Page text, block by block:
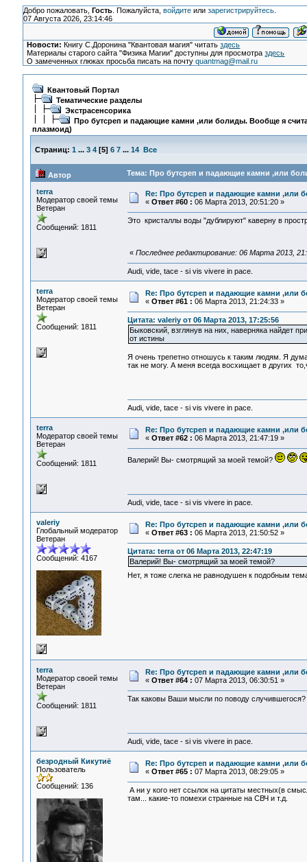
Добро пожаловать, Гость. Пожалуйста, войдитеили зарегистрируйтесь.
07 Августа 2026, 23:14:46
Новости: Книгу С.Доронина "Квантовая магия" читатьздесь
Материалы старого сайта "Физика Магии" доступны для просмотраздесь
О замеченных глюках просьба писать на почтуquantmag@mail.ru
Квантовый Портал
Тематические разделы
Экстрасенсорика
Про бутсреп и падающие камни ,или болиды. Вообще я
плазмоид)
Страниц: 1 ... 3 4[5] 6 7 ... 14 Все
Автор Тема: Про бутсреп и падающие камни ,или
terra
Модератор своей темы
Ветеран
Сообщений: 1811
Re: Про бутсреп и падающие камни ,или
« Ответ #60 : 06 Марта 2013, 20:51:20 »
Это кристаллы воды "дублируют" каверну в
« Последнее редактирование: 06 Марта 2013,
Audi, vide, tace - si vis vivere in pace.
terra
Модератор своей темы
Ветеран
Сообщений: 1811
Re: Про бутсреп и падающие камни ,или
« Ответ #61 : 06 Марта 2013, 21:24:33 »
Цитата: valeriy от 06 Марта 2013, 17:25:56
Быковский, взглянув на них, наверняка найдет
от истины
Я очень трепетно отношусь к таким людям. Я
так не могу. А меня всегда восхищает в других
Audi, vide, tace - si vis vivere in pace.
terra
Модератор своей темы
Ветеран
Сообщений: 1811
Re: Про бутсреп и падающие камни ,или
« Ответ #62 : 06 Марта 2013, 21:47:19 »
Валерий! Вы- смотрящий за моей темой?
Audi, vide, tace - si vis vivere in pace.
valeriy
Глобальный модератор
Ветеран
Сообщений: 4167
Re: Про бутсреп и падающие камни ,или
« Ответ #63 : 06 Марта 2013, 21:50:52 »
Цитата: terra от 06 Марта 2013, 22:47:19
Валерий! Вы- смотрящий за моей темой?
Нет, я тоже слегка не равнодушен к подобным
terra
Модератор своей темы
Ветеран
Сообщений: 1811
Re: Про бутсреп и падающие камни ,или
« Ответ #64 : 07 Марта 2013, 06:30:51 »
Так каковы Ваши мысли по поводу случившегося?
Audi, vide, tace - si vis vivere in pace.
безродный Кикутиё
Пользователь
Сообщений: 136
Re: Про бутсреп и падающие камни ,или
« Ответ #65 : 07 Марта 2013, 08:29:05 »
А ни у кого нет ссылок на цитаты местных(в
там... какие-то помехи странные на СВЧ и т.д.